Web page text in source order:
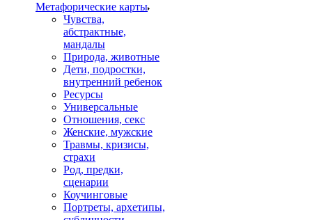
Mетафорические карты
Чувства,
абстрактные,
мандалы
Природа, животные
Дети, подростки,
внутренний ребенок
Ресурсы
Универсальные
Отношения, секс
Женские, мужские
Травмы, кризисы,
страхи
Род, предки,
сценарии
Коучинговые
Портреты, архетипы,